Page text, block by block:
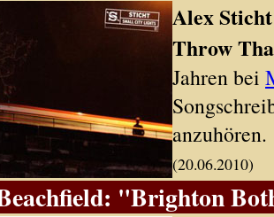
Alex Sticht
Throw
Jahren bei
anzuhören.
(20.06.2010)
"Brighton